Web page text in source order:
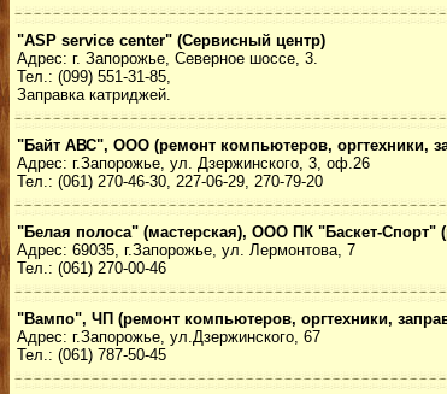
"ASP service center" (Сервисный центр)
Адрес: г. Запорожье, Северное шоссе, 3.
Тел.: (099) 551-31-85,
Заправка катриджей.
"Байт АВС", ООО (ремонт компьютеров, оргтехники,
Адрес: г.Запорожье, ул. Дзержинского, 3, оф.26
Тел.: (061) 270-46-30, 227-06-29, 270-79-20
"Белая полоса" (мастерская), ООО ПК "Баскет-Спорт"
Адрес: 69035, г.Запорожье, ул. Лермонтова, 7
Тел.: (061) 270-00-46
"Вампо", ЧП (ремонт компьютеров, оргтехники,
Адрес: г.Запорожье, ул.Дзержинского, 67
Тел.: (061) 787-50-45